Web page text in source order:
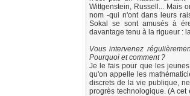
Wittgenstein, Russell... Mais
nom -qui n'ont dans leurs
Sokal se sont amusés à
davantage tenu à la rigueur :
Vous intervenez
Pourquoi et comment ?
Je le fais pour que les
qu'on appelle les
discrets de la vie publique,
progrès technologique. (A